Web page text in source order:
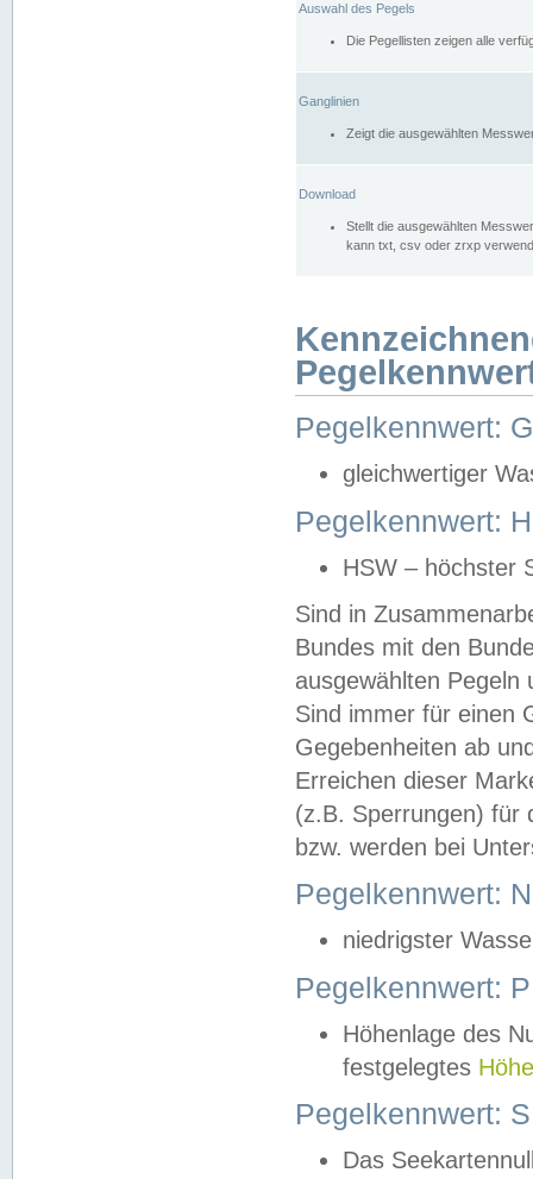
Auswahl des Pegels
Die Pegellisten zeigen alle
Ganglinien
Zeigt die ausgewählten
Download
Stellt die ausgewählten
kann txt, csv oder zrxp
Pegelkennwert:
gleichwertiger
Pegelkennwert:
HSW – höchster
Sind in
Bundes mit den
ausgewählten
Sind immer für einen
Gegebenheiten ab
Erreichen dieser
(z.B. Sperrungen) für
bzw. werden bei
Pegelkennwert:
niedrigster
Pegelkennwert:
Höhenlage des
festgelegtes
Pegelkennwert:
Das